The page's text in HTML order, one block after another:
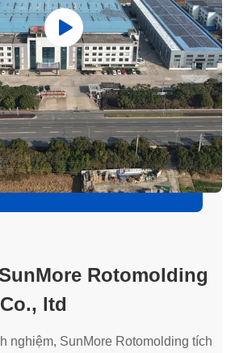
Rotomolding
ltd
nghiệm, SunMore Rotomolding tích